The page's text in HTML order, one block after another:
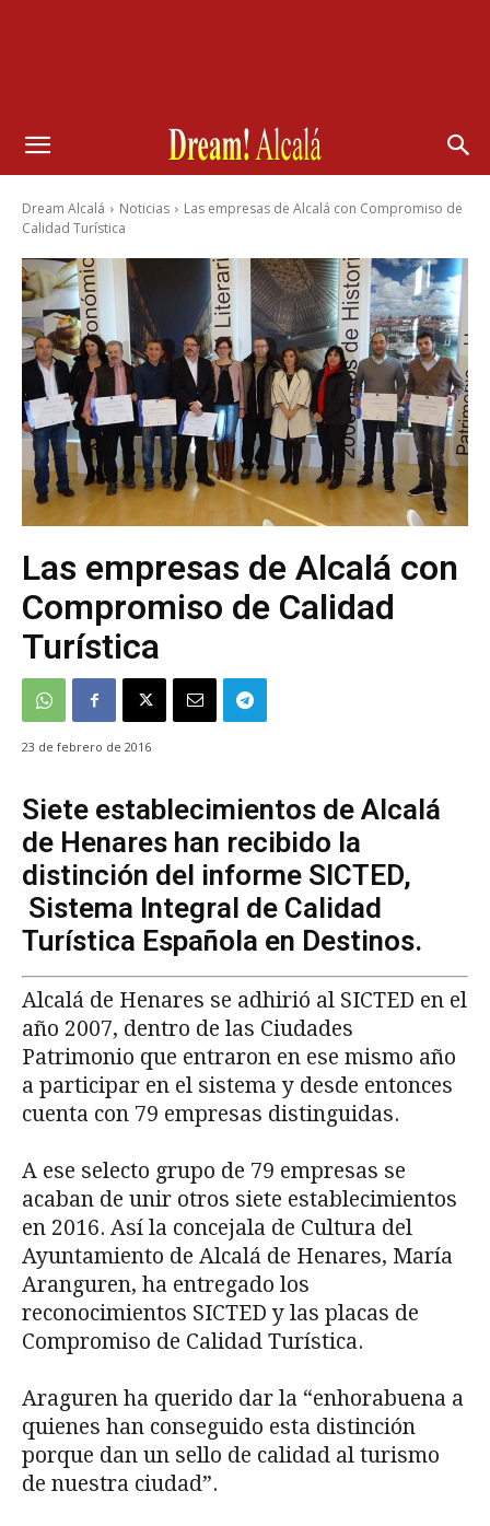
Dream Alcalá Noticias
Las empresas de Alcalá con Compromiso de
Calidad Turística
Las empresas de Alcalá con
Compromiso de Calidad
Turística
23 de febrero de 2016
Siete establecimientos de Alcalá
de Henares han recibido la
distinción del informe SICTED,
Sistema Integral de Calidad
Turística Española en Destinos.
Alcalá de Henares se adhirió al SICTED en el
año 2007, dentro de las Ciudades
Patrimonio que entraron en ese mismo año
a participar en el sistema y desde entonces
cuenta con 79 empresas distinguidas.
A ese selecto grupo de 79 empresas se
acaban de unir otros siete establecimientos
en 2016. Así la concejala de Cultura del
Ayuntamiento de Alcalá de Henares, María
Aranguren, ha entregado los
reconocimientos SICTED y las placas de
Compromiso de Calidad Turística.
Araguren ha querido dar la “enhorabuena a
quienes han conseguido esta distinción
porque dan un sello de calidad al turismo
de nuestra ciudad”.